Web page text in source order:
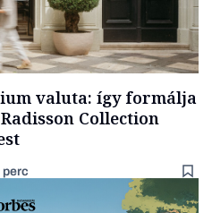
valuta: így formálja
Collection
perc